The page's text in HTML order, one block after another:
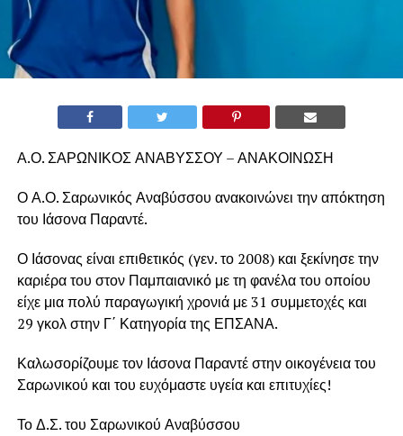
Α.Ο. ΣΑΡΩΝΙΚΟΣ ΑΝΑΒΥΣΣΟΥ – ΑΝΑΚΟΙΝΩΣΗ
Ο Α.Ο. Σαρωνικός Αναβύσσου ανακοινώνει την απόκτηση
του Ιάσονα Παραντέ.
Ο Ιάσονας είναι επιθετικός (γεν. το 2008) και ξεκίνησε την
καριέρα του στον Παμπαιανικό με τη φανέλα του οποίου
είχε μια πολύ παραγωγική χρονιά με 31 συμμετοχές και
29 γκολ στην Γ΄ Κατηγορία της ΕΠΣΑΝΑ.
Καλωσορίζουμε τον Ιάσονα Παραντέ στην οικογένεια του
Σαρωνικού και του ευχόμαστε υγεία και επιτυχίες!
Το Δ.Σ. του Σαρωνικού Αναβύσσου